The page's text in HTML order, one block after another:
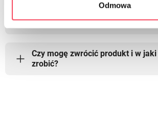
Odmowa
ochrony danych osobowych?
Czy mogę zwrócić produkt i w
zrobić?